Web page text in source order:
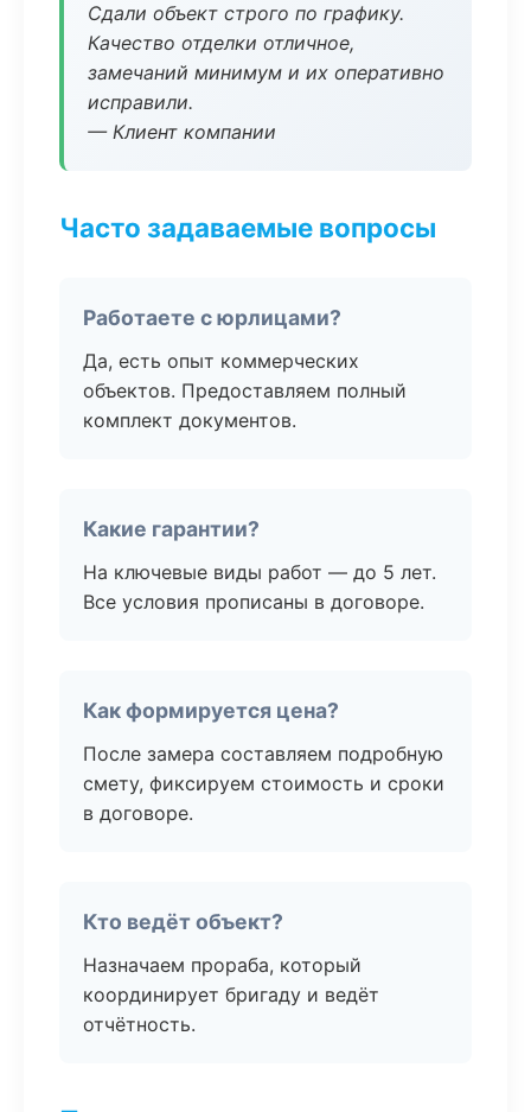
Сдали объект строго по графику.
Качество отделки отличное,
замечаний минимум и их оперативно
исправили.
— Клиент компании
Часто задаваемые вопросы
Работаете с юрлицами?
Да, есть опыт коммерческих
объектов. Предоставляем полный
комплект документов.
Какие гарантии?
На ключевые виды работ — до 5 лет.
Все условия прописаны в договоре.
Как формируется цена?
После замера составляем подробную
смету, фиксируем стоимость и сроки
в договоре.
Кто ведёт объект?
Назначаем прораба, который
координирует бригаду и ведёт
отчётность.